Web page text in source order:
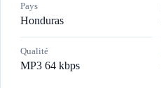
Pays
Honduras
Qualité
MP3 64 kbps